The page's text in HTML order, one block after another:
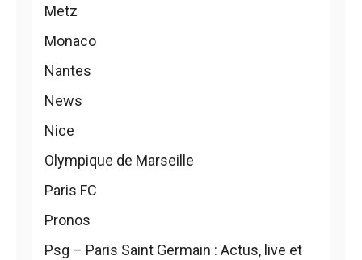
Metz
Monaco
Nantes
News
Nice
Olympique de Marseille
Paris FC
Pronos
Psg – Paris Saint Germain : Actus, live et